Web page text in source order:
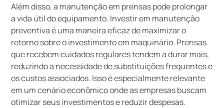
Além disso, a manutenção em prensas pode prolongar
a vida útil do equipamento. Investir em manutenção
preventiva é uma maneira eficaz de maximizar o
retorno sobre o investimento em maquinário. Prensas
que recebem cuidados regulares tendem a durar mais,
reduzindo a necessidade de substituições frequentes e
os custos associados. Isso é especialmente relevante
em um cenário econômico onde as empresas buscam
otimizar seus investimentos e reduzir despesas.